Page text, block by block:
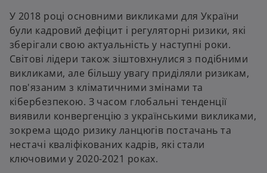
У 2018 році основними викликами для України
були кадровий дефіцит і регуляторні ризики, які
зберігали свою актуальність у наступні роки.
Світові лідери також зіштовхнулися з подібними
викликами, але більшу увагу приділяли ризикам,
пов'язаним з кліматичними змінами та
кібербезпекою. З часом глобальні тенденції
виявили конвергенцію з українськими викликами,
зокрема щодо ризику ланцюгів постачань та
нестачі кваліфікованих кадрів, які стали
ключовими у 2020-2021 роках.